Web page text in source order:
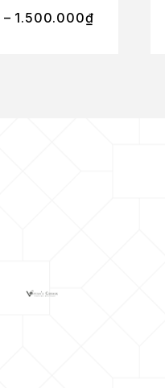
– 1.500.000₫